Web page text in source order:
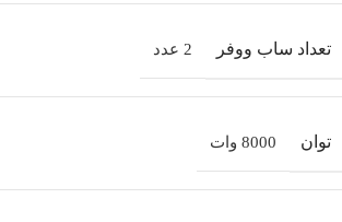
تعداد ساب‌ ووفر 2 عدد
توان 8000 وات